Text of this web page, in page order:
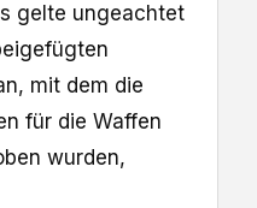
gelte ungeachtet
mit dem die
für die Waffen
wurden,